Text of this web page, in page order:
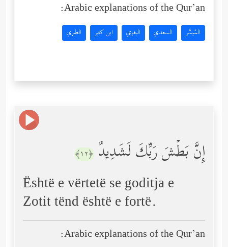
Arabic explanations of the Qur’an:
المُيسَّر السعدي البغوي ابن كثير الطبري
إِنَّ بَطۡشَ رَبِّكَ لَشَدِیدٌ ﴿١٢﴾
Është e vërtetë se goditja e
Zotit tënd është e fortë.
Arabic explanations of the Qur’an: